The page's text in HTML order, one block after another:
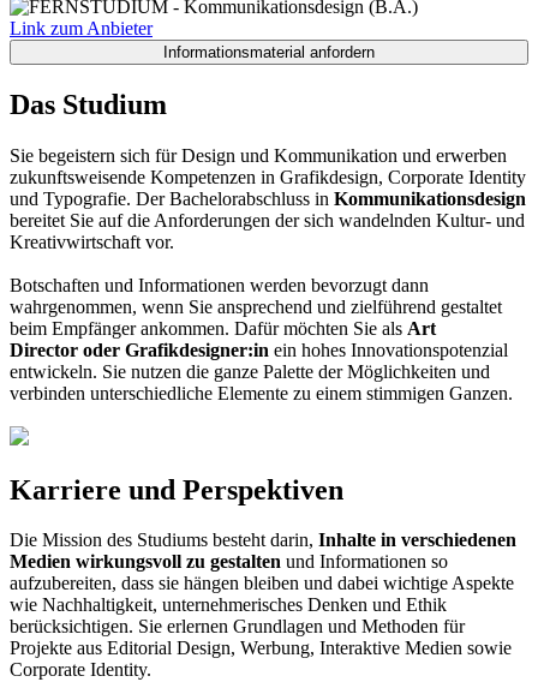
Link zum Anbieter
Das Studium
Sie begeistern sich für Design und Kommunikation und erwerben
zukunftsweisende Kompetenzen in Grafikdesign, Corporate Identity
und Typografie. Der Bachelorabschluss in Kommunikationsdesign
bereitet Sie auf die Anforderungen der sich wandelnden Kultur- und
Kreativwirtschaft vor.
Botschaften und Informationen werden bevorzugt dann
wahrgenommen, wenn Sie ansprechend und zielführend gestaltet
beim Empfänger ankommen. Dafür möchten Sie als Art
Director oder Grafikdesigner:in ein hohes Innovationspotenzial
entwickeln. Sie nutzen die ganze Palette der Möglichkeiten und
verbinden unterschiedliche Elemente zu einem stimmigen Ganzen.
Karriere und Perspektiven
Die Mission des Studiums besteht darin, Inhalte in verschiedenen
Medien wirkungsvoll zu gestalten und Informationen so
aufzubereiten, dass sie hängen bleiben und dabei wichtige Aspekte
wie Nachhaltigkeit, unternehmerisches Denken und Ethik
berücksichtigen. Sie erlernen Grundlagen und Methoden für
Projekte aus Editorial Design, Werbung, Interaktive Medien sowie
Corporate Identity.